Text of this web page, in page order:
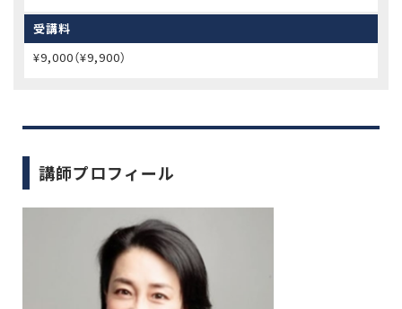
受講料
¥9,000（¥9,900）
講師プロフィール